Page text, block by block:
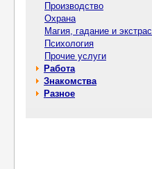
Производство
Охрана
Магия, гадание и
Психология
Прочие услуги
Работа
Знакомства
Разное